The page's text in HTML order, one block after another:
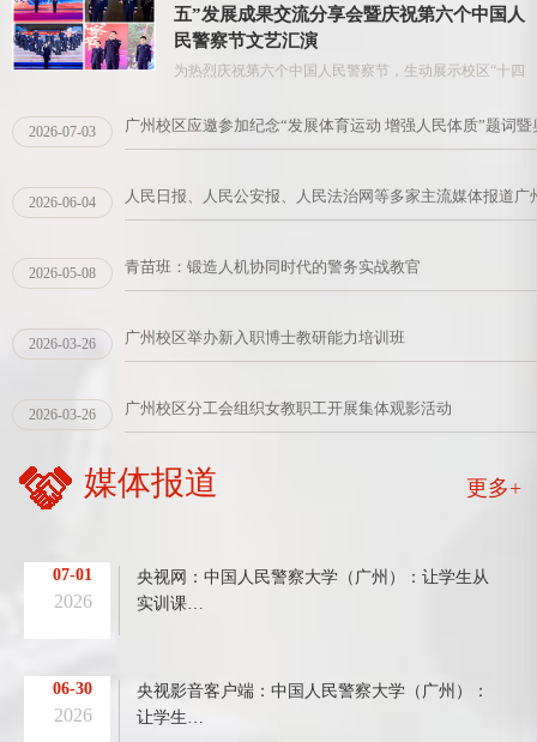
五”发展成果交流分享会暨庆祝第六个中国人
民警察节文艺汇演
为热烈庆祝第六个中国人民警察节，生动展示校区“十四
01-09
2026-07-03 广州校区应邀参加纪念“发展体育运动 增强人民体质”题词
2026-06-04 人民日报、人民公安报、人民法治网等多家主流媒体报道
2026-05-08 青苗班：锻造人机协同时代的警务实战教官
2026-03-26 广州校区举办新入职博士教研能力培训班
2026-03-26 广州校区分工会组织女教职工开展集体观影活动
媒体报道 更多+
07-01
2026
央视网：中国人民警察大学（广州）：让学生从
实训课…
06-30
2026
央视影音客户端：中国人民警察大学（广州）：
让学生…